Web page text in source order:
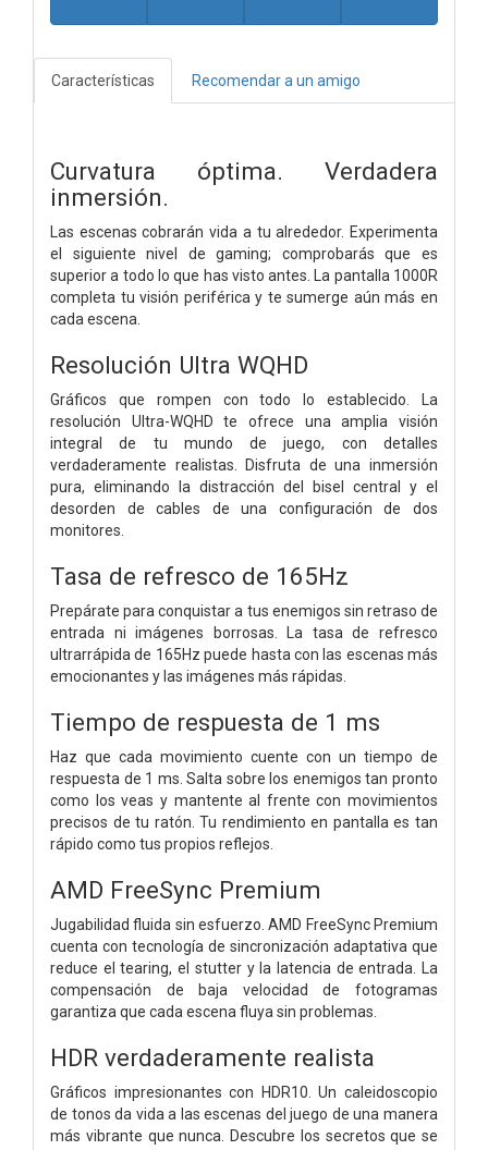
Características Recomendar a un amigo
Curvatura óptima. Verdadera
inmersión.
Las escenas cobrarán vida a tu alrededor. Experimenta
el siguiente nivel de gaming; comprobarás que es
superior a todo lo que has visto antes. La pantalla 1000R
completa tu visión periférica y te sumerge aún más en
cada escena.
Resolución Ultra WQHD
Gráficos que rompen con todo lo establecido. La
resolución Ultra-WQHD te ofrece una amplia visión
integral de tu mundo de juego, con detalles
verdaderamente realistas. Disfruta de una inmersión
pura, eliminando la distracción del bisel central y el
desorden de cables de una configuración de dos
monitores.
Tasa de refresco de 165Hz
Prepárate para conquistar a tus enemigos sin retraso de
entrada ni imágenes borrosas. La tasa de refresco
ultrarrápida de 165Hz puede hasta con las escenas más
emocionantes y las imágenes más rápidas.
Tiempo de respuesta de 1 ms
Haz que cada movimiento cuente con un tiempo de
respuesta de 1 ms. Salta sobre los enemigos tan pronto
como los veas y mantente al frente con movimientos
precisos de tu ratón. Tu rendimiento en pantalla es tan
rápido como tus propios reflejos.
AMD FreeSync Premium
Jugabilidad fluida sin esfuerzo. AMD FreeSync Premium
cuenta con tecnología de sincronización adaptativa que
reduce el tearing, el stutter y la latencia de entrada. La
compensación de baja velocidad de fotogramas
garantiza que cada escena fluya sin problemas.
HDR verdaderamente realista
Gráficos impresionantes con HDR10. Un caleidoscopio
de tonos da vida a las escenas del juego de una manera
más vibrante que nunca. Descubre los secretos que se